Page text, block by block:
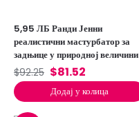
5,95 ЛБ Ранди Јенни
реалистични мастурбатор за
задњице у природној величини
$92.25 $81.52
Додај у колица